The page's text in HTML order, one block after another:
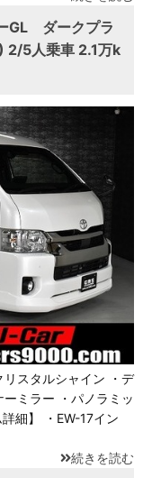
GL ダークプラ
2/5人乗車 2.1万k
リスタルシャイン ・デ
ミラー ・パノラミッ
細】 ・EW-17イン
続きを読む